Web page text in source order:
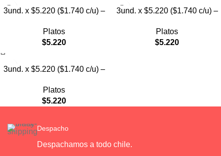
3und. x $5.220 ($1.740 c/u) –
Platos
$5.220
3und. x $5.220 ($1.740 c/u) –
Platos
$5.220
3und. x $5.220 ($1.740 c/u) –
Platos
$5.220
Despacho
Despachamos a todo chile.